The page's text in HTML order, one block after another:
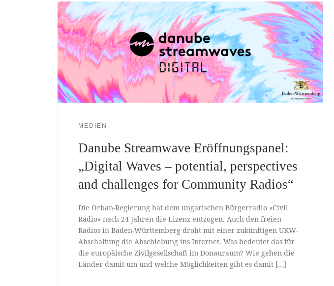
MEDIEN
Danube Streamwave Eröffnungspanel:
„Digital Waves – potential, perspectives
and challenges for Community Radios“
Die Orban-Regierung hat dem ungarischen Bürgerradio »Civil
Radio« nach 24 Jahren die Lizenz entzogen. Auch den freien
Radios in Baden-Württemberg droht mit einer zukünftigen UKW-
Abschaltung die Abschiebung ins Internet. Was bedeutet das für
die europäische Zivilgesellschaft im Donauraum? Wie gehen die
Länder damit um und welche Möglichkeiten gibt es damit […]